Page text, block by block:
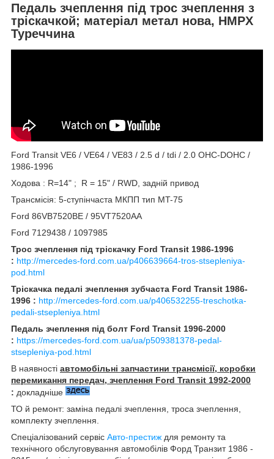
Педаль зчеплення під трос зчеплення з
тріскачкой; матеріал метал нова, HMPX
Туреччина
Ford Transit VE6 / VE64 / VE83 / 2.5 d / tdi / 2.0 OHC-DOHC /
1986-1996
Ходова : R=14" ; R = 15" / RWD, задній привод
Трансмісія: 5-ступінчаста МКПП тип MT-75
Ford 86VB7520BE / 95VT7520AA
Ford 7129438 / 1097985
Трос зчеплення під тріскачку Ford Transit 1986-1996
: http://mercedes-ford.com.ua/p406639664-tros-stsepleniya-
pod.html
Тріскачка педалі зчеплення зубчаста Ford Transit 1986-
1996 : http://mercedes-ford.com.ua/p406532255-treschotka-
pedali-stsepleniya.html
Педаль зчеплення під болт Ford Transit 1996-2000
: https://mercedes-ford.com.ua/ua/p509381378-pedal-
stsepleniya-pod.html
В наявності автомобільні запчастини трансмісії, коробки
перемикання передач, зчеплення Ford Transit 1992-2000
: докладніше
ТО й ремонт: заміна педалі зчеплення, троса зчеплення,
комплекту зчеплення.
Спеціалізований сервіс Авто-престиж для ремонту та
технічного обслуговування автомобілів Форд Транзит 1986 -